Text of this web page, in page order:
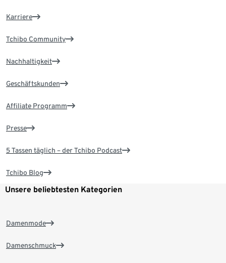
Karriere
Tchibo Community
Nachhaltigkeit
Geschäftskunden
Affiliate Programm
Presse
5 Tassen täglich – der Tchibo Podcast
Tchibo Blog
Unsere beliebtesten Kategorien
Damenmode
Damenschmuck